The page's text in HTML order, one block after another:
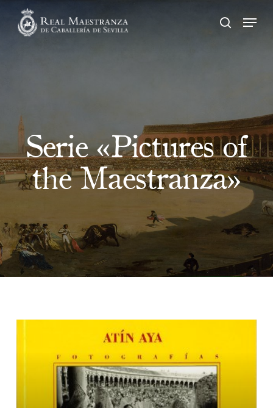
main
search
Serie «Pictures of
the Maestranza»